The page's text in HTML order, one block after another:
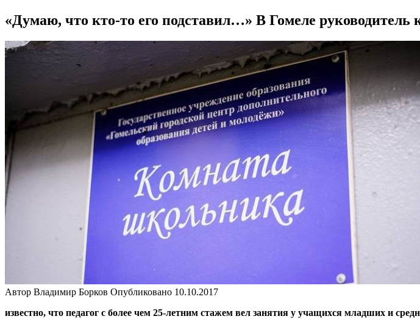
«Думаю, что кто-то его подставил…» В Гомеле
Автор Владимир Борков Опубликовано 10.10.2017
известно, что педагог с более чем 25-летним стажем вел занятия у учащихся младших и